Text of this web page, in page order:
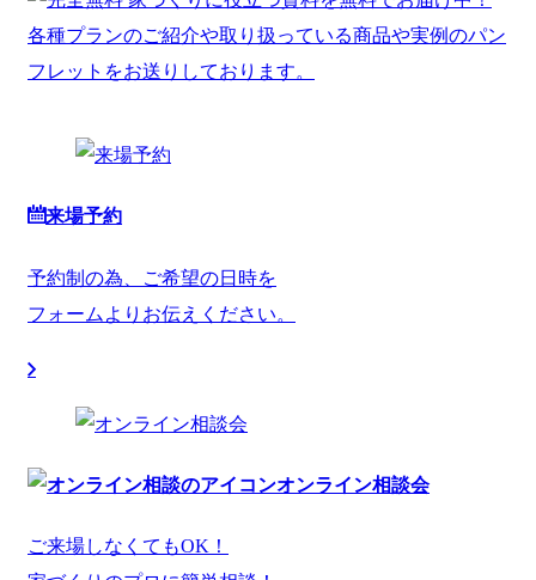
来場予約
予約制の為、ご希望の日時を
フォームよりお伝えください。
オンライン相談会
ご来場しなくてもOK！